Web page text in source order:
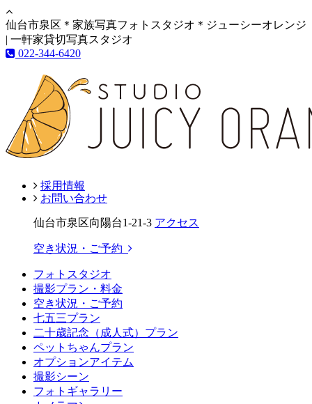
仙台市泉区＊家族写真フォトスタジオ＊ジューシーオレンジ
| 一軒家貸切写真スタジオ
022-344-6420
採用情報
お問い合わせ
仙台市泉区向陽台1-21-3 アクセス
空き状況・ご予約
フォトスタジオ
撮影プラン・料金
空き状況・ご予約
七五三プラン
二十歳記念（成人式）プラン
ペットちゃんプラン
オプションアイテム
撮影シーン
フォトギャラリー